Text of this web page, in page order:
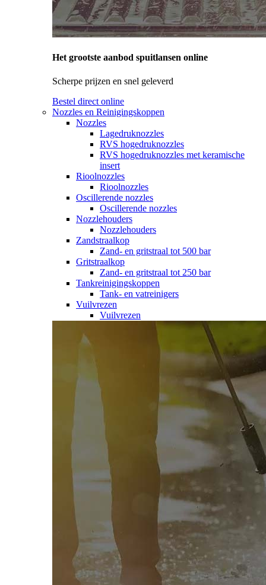
Het grootste aanbod spuitlansen online
Scherpe prijzen en snel geleverd
Bestel direct online
Nozzles en Reinigingskoppen
Nozzles
Lagedruknozzles
RVS hogedruknozzles
RVS hogedruknozzles met keramische
insert
Rioolnozzles
Rioolnozzles
Oscillerende nozzles
Oscillerende nozzles
Nozzlehouders
Nozzlehouders
Zandstraalkop
Zand- en gritstraal tot 500 bar
Gritstraalkop
Zand- en gritstraal tot 250 bar
Tankreinigingskoppen
Tank- en vatreinigers
Vuilvrezen
Vuilvrezen